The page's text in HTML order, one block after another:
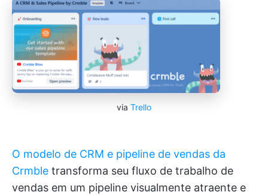
via Trello
O modelo de CRM e pipeline de vendas da
Crmble transforma seu fluxo de trabalho de
vendas em um pipeline visualmente atraente e